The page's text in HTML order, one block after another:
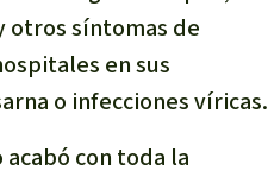
otros síntomas de
en sus
o infecciones víricas.
con toda la